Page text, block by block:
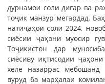
дурнамои соли дигар ва
тоҷик манзур мегардад.
натиҷаҳои соли 2024,
сиёсии ҷаҳони муосир
Тоҷикистон дар
сиёсиву иқтисодии
хеле назаррас
вуруд ба марҳалаи